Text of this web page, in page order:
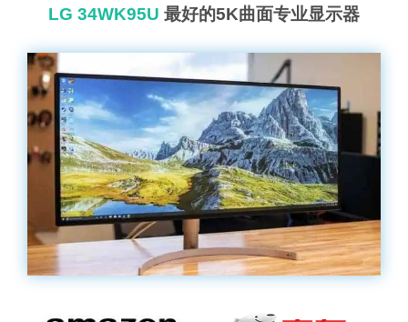
LG 34WK95U 最好的5K曲面专业显示器